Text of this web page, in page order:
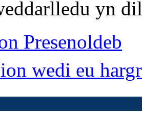
yn
Presenoldeb
wedi eu